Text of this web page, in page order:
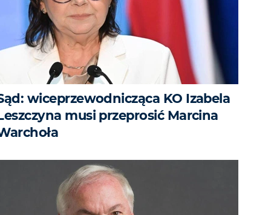
wiceprzewodnicząca KO Izabela
musi przeprosić Marcina